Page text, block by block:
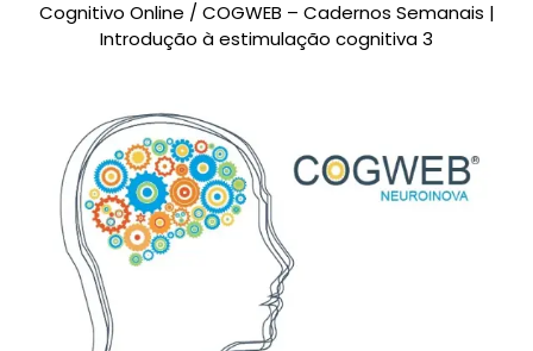
Testes Psicológicos
Material de Intervenção
Livraria
Formação
Catálogos
Cognitivo Online / COGWEB – Cadernos Semanais |
Introdução à estimulação cognitiva 3